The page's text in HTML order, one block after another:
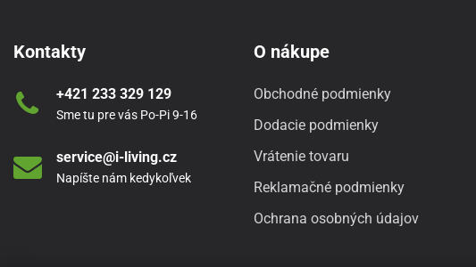
Kontakty
+421 233 329 129
Sme tu pre vás Po-Pi 9-16
service@i-living.cz
Napíšte nám kedykoľvek
O nákupe
Obchodné podmienky
Dodacie podmienky
Vrátenie tovaru
Reklamačné podmienky
Ochrana osobných údajov